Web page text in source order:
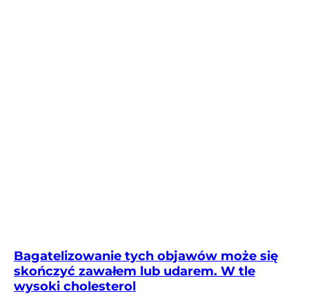
Bagatelizowanie tych objawów może się
skończyć zawałem lub udarem. W tle
wysoki cholesterol